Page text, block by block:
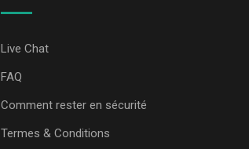
Live Chat
FAQ
Comment rester en sécurité
Termes & Conditions